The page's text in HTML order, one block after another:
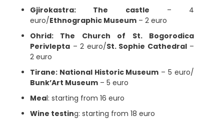
Gjirokastra: The castle – 4
euro/Ethnographic Museum – 2 euro
Ohrid: The Church of St. Bogorodica
Perivlepta – 2 euro/St. Sophie Cathedral–
2 euro
Tirane: National Historic Museum – 5 euro/
Bunk’Art Museum – 5 euro
Meal: starting from 16 euro
Wine testing: starting from 18 euro